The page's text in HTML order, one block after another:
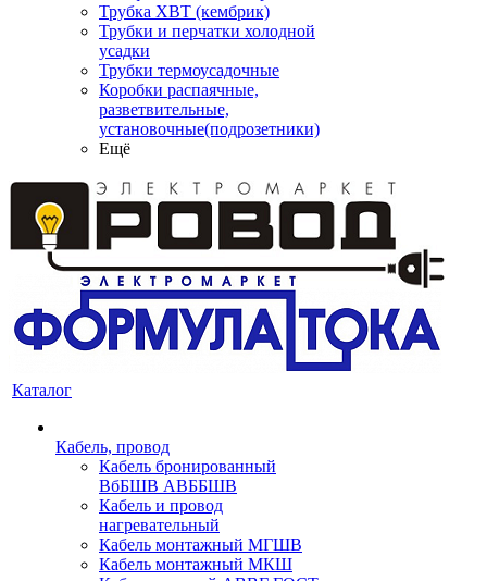
Трубка ХВТ (кембрик)
Трубки и перчатки холодной
усадки
Трубки термоусадочные
Коробки распаячные,
разветвительные,
установочные(подрозетники)
Ещё
Каталог
Кабель, провод
Кабель бронированный
ВбБШВ АВББШВ
Кабель и провод
нагревательный
Кабель монтажный МГШВ
Кабель монтажный МКШ